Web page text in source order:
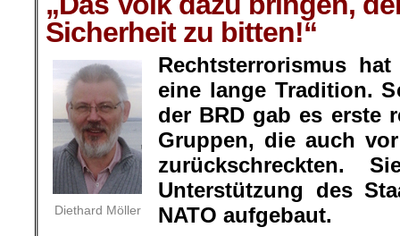
Sicherheit zu bitten!“
Diethard Möller
Rechtsterrorismus
eine lange Tradition.
der BRD gab es erste
Gruppen, die auch
zurückschreckten.
Unterstützung des
NATO aufgebaut.